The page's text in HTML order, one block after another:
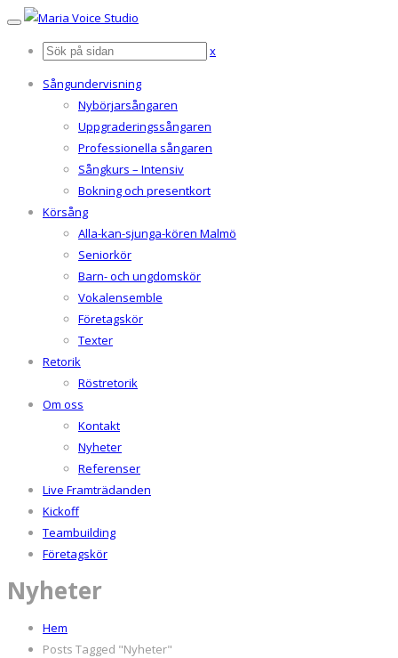
x
Sångundervisning
Nybörjarsångaren
Uppgraderingssångaren
Professionella sångaren
Sångkurs – Intensiv
Bokning och presentkort
Körsång
Alla-kan-sjunga-kören Malmö
Seniorkör
Barn- och ungdomskör
Vokalensemble
Företagskör
Texter
Retorik
Röstretorik
Om oss
Kontakt
Nyheter
Referenser
Live Framträdanden
Kickoff
Teambuilding
Företagskör
Nyheter
Hem
Posts Tagged "Nyheter"